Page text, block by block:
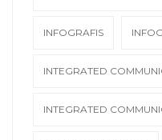
INFOGRAFIS
INTEGRATED
INTEGRATED